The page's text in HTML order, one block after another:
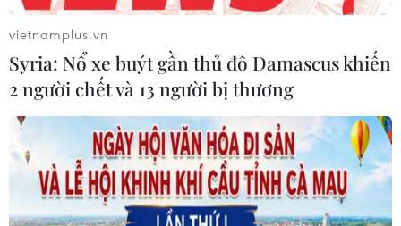
‘Cảnh báo sớm để hành động sớm’
23/03/2023 04:22
Trong bối cảnh biến đổi khí hậu hiện nay, nhiều ý kiến
cho rằng “cảnh báo sớm để hành động sớm, hành động
kịp thời” là giải pháp quan trọng để giảm thiểu được
nhiều rủi ro từ thiên tai.
vietnamplus.vn
Syria: Nổ xe buýt gần thủ đô Damascus khiến
2 người chết và 13 người bị thương